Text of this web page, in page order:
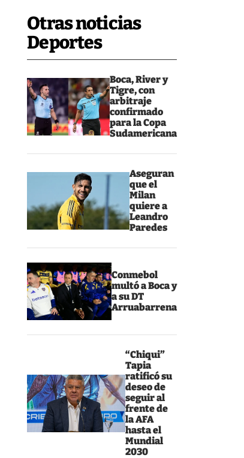
Otras noticias
Deportes
Boca, River y
Tigre, con
arbitraje
confirmado
para la Copa
Sudamericana
Aseguran
que el
Milan
quiere a
Leandro
Paredes
Conmebol
multó a Boca y
a su DT
Arruabarrena
“Chiqui”
Tapia
ratificó su
deseo de
seguir al
frente de
la AFA
hasta el
Mundial
2030